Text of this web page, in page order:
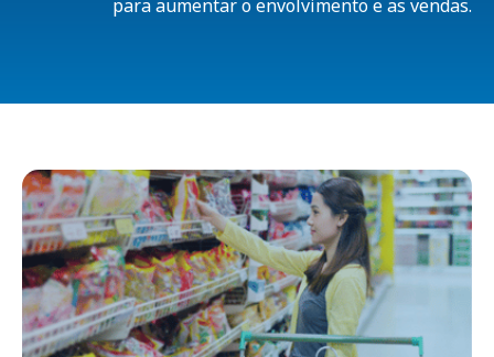
para aumentar o envolvimento e as vendas.